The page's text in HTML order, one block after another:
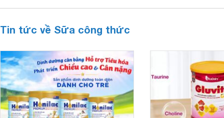
Tin tức về Sữa công thức